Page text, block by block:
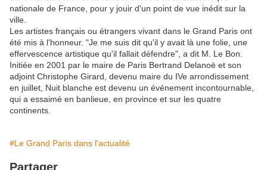
nationale de France, pour y jouir d'un point de vue inédit sur la
ville.
Les artistes français ou étrangers vivant dans le Grand Paris ont
été mis à l'honneur. "Je me suis dit qu'il y avait là une folie, une
effervescence artistique qu'il fallait défendre", a dit M. Le Bon.
Initiée en 2001 par le maire de Paris Bertrand Delanoë et son
adjoint Christophe Girard, devenu maire du IVe arrondissement
en juillet, Nuit blanche est devenu un événement incontournable,
qui a essaimé en banlieue, en province et sur les quatre
continents.
#Le Grand Paris dans l'actualité
Partager